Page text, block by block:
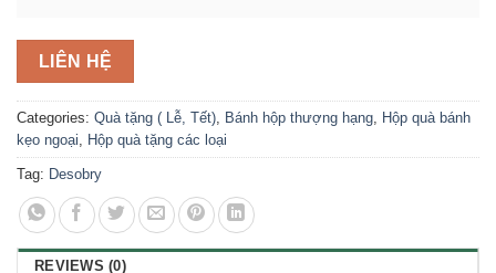
LIÊN HỆ
Categories: Quà tặng ( Lễ, Tết) Bánh hộp thượng hạng
Hộp quà bánh
kẹo ngoại
Hộp quà tặng các loại
Tag: Desobry
REVIEWS (0)